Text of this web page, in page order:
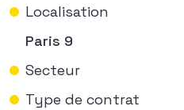
Localisation
Paris 9
Secteur
Type de contrat